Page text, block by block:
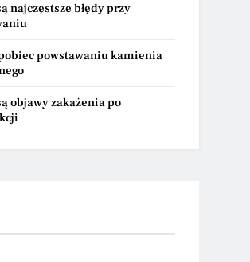
najczęstsze błędy przy
powstawaniu kamienia
objawy zakażenia po